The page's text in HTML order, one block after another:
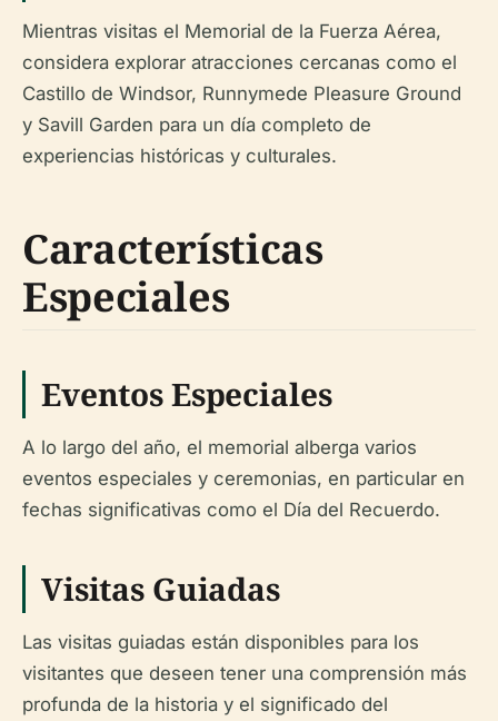
Mientras visitas el Memorial de la Fuerza Aérea,
considera explorar atracciones cercanas como el
Castillo de Windsor, Runnymede Pleasure Ground
y Savill Garden para un día completo de
experiencias históricas y culturales.
Características
Especiales
Eventos Especiales
A lo largo del año, el memorial alberga varios
eventos especiales y ceremonias, en particular en
fechas significativas como el Día del Recuerdo.
Visitas Guiadas
Las visitas guiadas están disponibles para los
visitantes que deseen tener una comprensión más
profunda de la historia y el significado del